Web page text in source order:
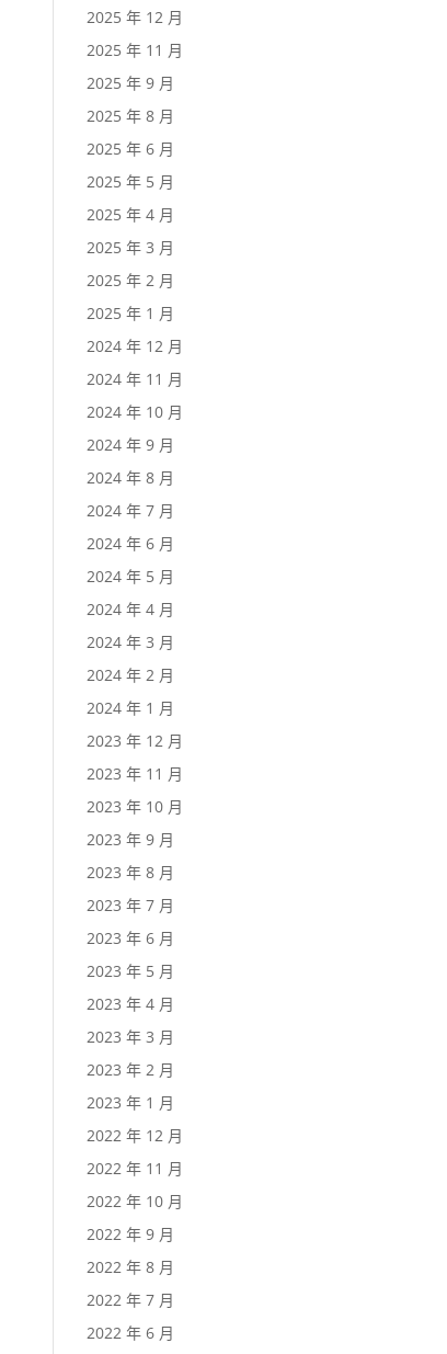
--skip-plugins
2025 年 12 月
2025 年 11 月
2025 年 9 月
2025 年 8 月
2025 年 6 月
2025 年 5 月
2025 年 4 月
2025 年 3 月
2025 年 2 月
2025 年 1 月
2024 年 12 月
2024 年 11 月
2024 年 10 月
2024 年 9 月
2024 年 8 月
2024 年 7 月
2024 年 6 月
2024 年 5 月
2024 年 4 月
2024 年 3 月
2024 年 2 月
2024 年 1 月
2023 年 12 月
2023 年 11 月
2023 年 10 月
2023 年 9 月
2023 年 8 月
2023 年 7 月
2023 年 6 月
2023 年 5 月
2023 年 4 月
2023 年 3 月
2023 年 2 月
2023 年 1 月
2022 年 12 月
2022 年 11 月
2022 年 10 月
2022 年 9 月
2022 年 8 月
2022 年 7 月
2022 年 6 月